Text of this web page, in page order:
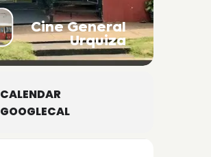
Cine General
Urquiza
CALENDAR
GOOGLECAL